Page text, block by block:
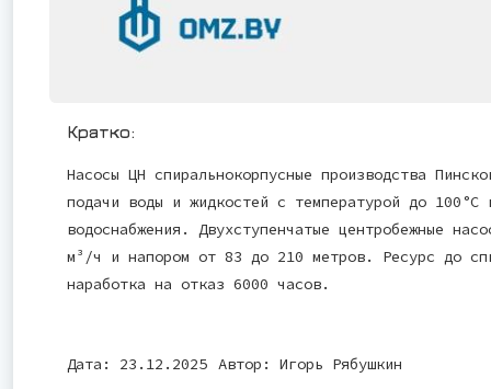
Кратко:
Насосы ЦН спиральнокорпусные производства
подачи воды и жидкостей с температурой до 100°С
водоснабжения. Двухступенчатые центробежные
м³/ч и напором от 83 до 210 метров. Ресурс до
наработка на отказ 6000 часов.
Дата: 23.12.2025 Автор: Игорь Рябушкин